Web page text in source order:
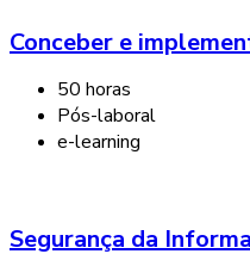
Conceber e
50 horas
Pós-laboral
e-learning
Segurança da